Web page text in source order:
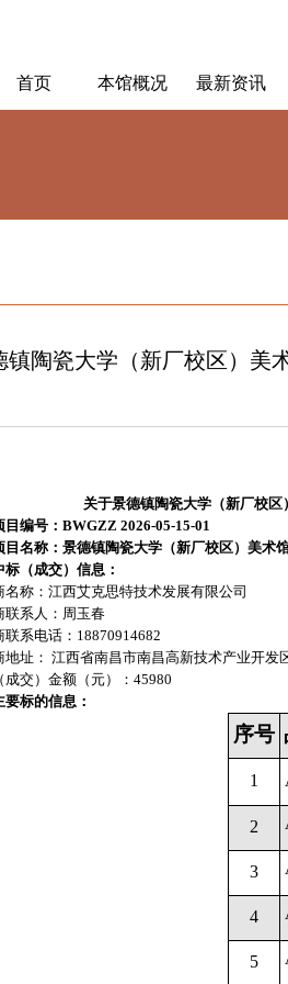
首页 本馆概况 最新资讯
镇陶瓷大学（新厂校区）美
关于景德镇陶瓷大学（新厂校
编号： BWGZZ 2026-05-15-01
名称： 景德镇陶瓷大学（新厂校区）美术
标（成交）信息：
名称：江西艾克思特技术发展有限公司
联系人：周玉春
联系电话： 18870914682
址： 江西省南昌市南昌高新技术产业开发
成交）金额（元）： 45980
要标的信息：
序号
1
2
3
4
5